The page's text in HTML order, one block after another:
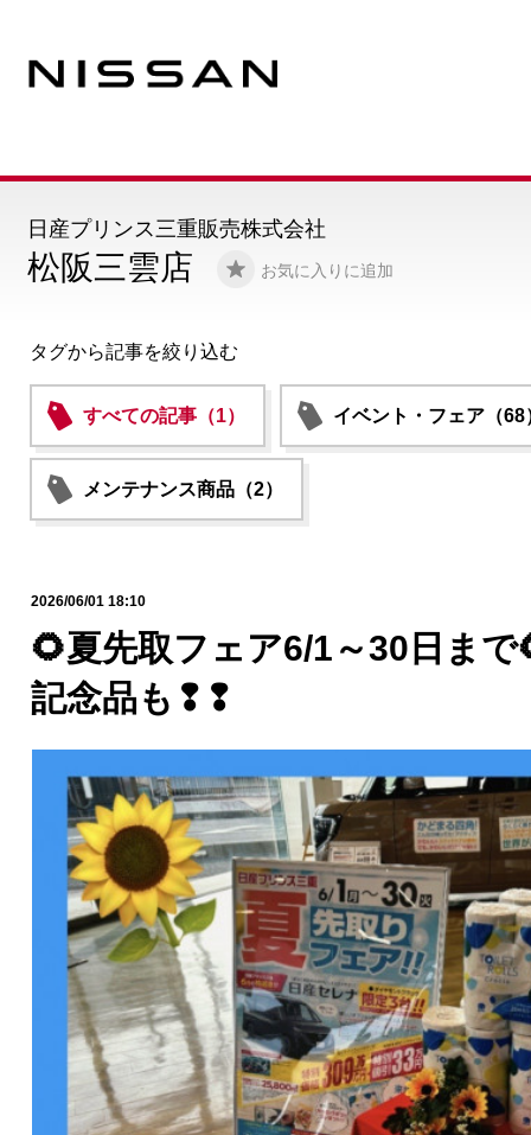
松阪三雲店 お気に入りに追加
日産プリンス三重販売株式会社
タグから記事を絞り込む
すべての記事（1） イベント・フェア（68
メンテナンス商品（2）
2026/06/01 18:10
🌻夏先取フェア6/1～30日まで
記念品も❢❢